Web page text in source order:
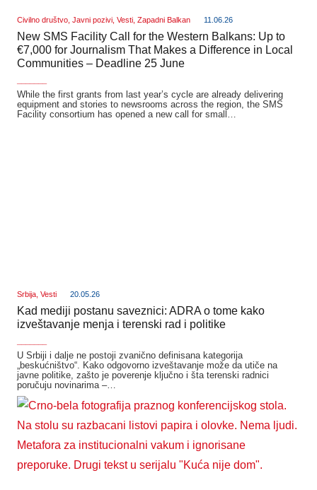
Civilno društvo, Javni pozivi, Vesti, Zapadni Balkan 11.06.26
New SMS Facility Call for the Western Balkans: Up to
€7,000 for Journalism That Makes a Difference in Local
Communities – Deadline 25 June
While the first grants from last year’s cycle are already delivering
equipment and stories to newsrooms across the region, the SMS
Facility consortium has opened a new call for small…
Srbija, Vesti 20.05.26
Kad mediji postanu saveznici: ADRA o tome kako
izveštavanje menja i terenski rad i politike
U Srbiji i dalje ne postoji zvanično definisana kategorija
„beskućništvo“. Kako odgovorno izveštavanje može da utiče na
javne politike, zašto je poverenje ključno i šta terenski radnici
poručuju novinarima –…